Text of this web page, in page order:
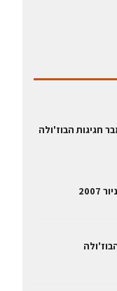
בנובמבר חגיגות הבוז'ולה